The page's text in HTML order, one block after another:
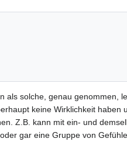
solche, genau
keine Wirklichkeit
Z.B. kann mit ein- und
gar eine Gruppe von